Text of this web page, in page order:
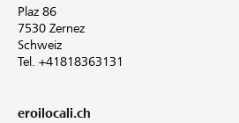
Plaz 86
7530 Zernez
Schweiz
Tel. +41818363131
eroilocali.ch